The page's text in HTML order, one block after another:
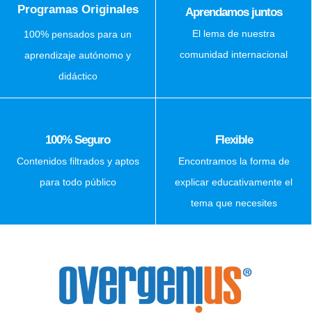
Programas Originales
100% pensados para un
aprendizaje autónomo y
didáctico
Aprendamos juntos
El lema de nuestra
comunidad internacional
100% Seguro
Contenidos filtrados y aptos
para todo público
Flexible
Encontramos la forma de
explicar educativamente el
tema que necesites